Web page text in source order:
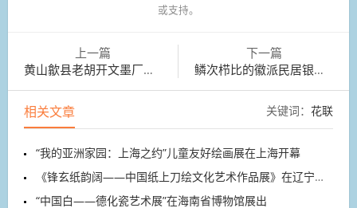
或支持。
上一篇
黄山歙县老胡开文墨厂，国家级非遗徽墨制作马年生肖墨
下一篇
鳞次栉比的徽派民居银装素裹，鱼灯队伍舞动巡游
相关文章 关键词： 花联
“我的亚洲家园：上海之约”儿童友好绘画展在上海开幕
《锋玄纸韵阔——中国纸上刀绘文化艺术作品展》在辽宁开展
“中国白——德化瓷艺术展”在海南省博物馆展出